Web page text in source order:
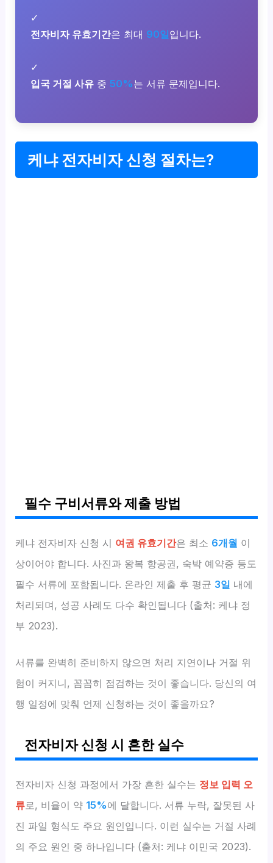
✓
전자비자 유효기간은 최대 90일입니다.
✓
입국 거절 사유 중50%는 서류 문제입니다.
케냐 전자비자 신청 절차는?
필수 구비서류와 제출 방법
케냐 전자비자 신청 시 여권 유효기간은 최소 6개월 이
상이어야 합니다. 사진과 왕복 항공권, 숙박 예약증 등도
필수 서류에 포함됩니다. 온라인 제출 후 평균 3일 내에
처리되며, 성공 사례도 다수 확인됩니다 (출처: 케냐 정
부 2023).
서류를 완벽히 준비하지 않으면 처리 지연이나 거절 위
험이 커지니, 꼼꼼히 점검하는 것이 좋습니다. 당신의 여
행 일정에 맞춰 언제 신청하는 것이 좋을까요?
전자비자 신청 시 흔한 실수
전자비자 신청 과정에서 가장 흔한 실수는 정보 입력 오
류로, 비율이 약 15%에 달합니다. 서류 누락, 잘못된 사
진 파일 형식도 주요 원인입니다. 이런 실수는 거절 사례
의 주요 원인 중 하나입니다 (출처: 케냐 이민국 2023).